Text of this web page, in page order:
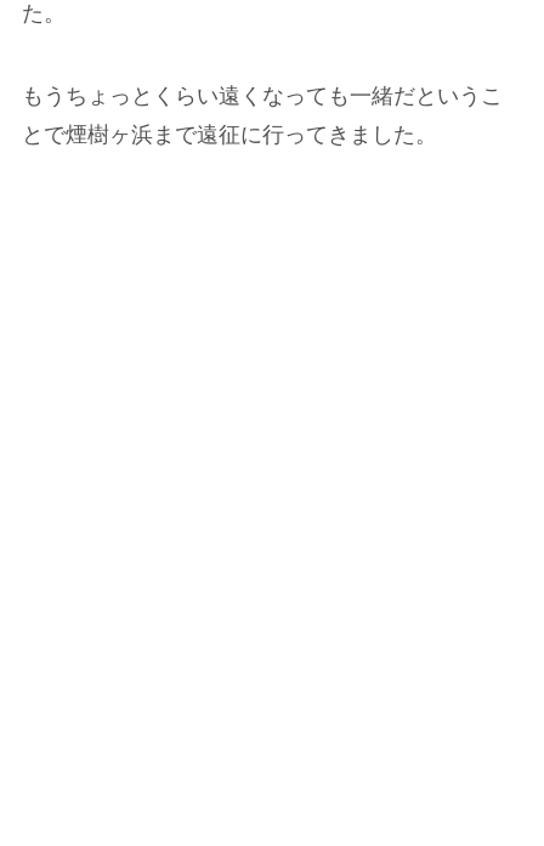
た。
もうちょっとくらい遠くなっても一緒だというこ
とで煙樹ヶ浜まで遠征に行ってきました。